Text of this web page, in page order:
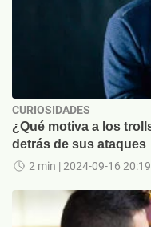
CURIOSIDADES
¿Qué motiva a los
detrás de sus ataques
2 min | 2024-09-16 20:19